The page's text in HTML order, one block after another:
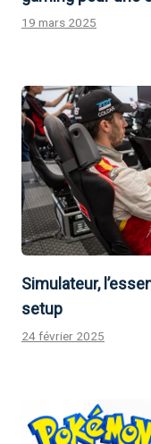
19 mars 2025
Simulateur,
setup
24 février 2025